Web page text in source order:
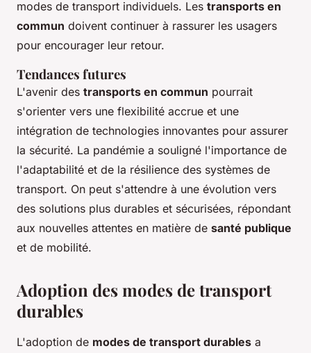
modes de transport individuels. Les transports en
commun doivent continuer à rassurer les usagers
pour encourager leur retour.
Tendances futures
L'avenir des transports en commun pourrait
s'orienter vers une flexibilité accrue et une
intégration de technologies innovantes pour assurer
la sécurité. La pandémie a souligné l'importance de
l'adaptabilité et de la résilience des systèmes de
transport. On peut s'attendre à une évolution vers
des solutions plus durables et sécurisées, répondant
aux nouvelles attentes en matière de santé publique
et de mobilité.
Adoption des modes de transport
durables
L'adoption de modes de transport durables a